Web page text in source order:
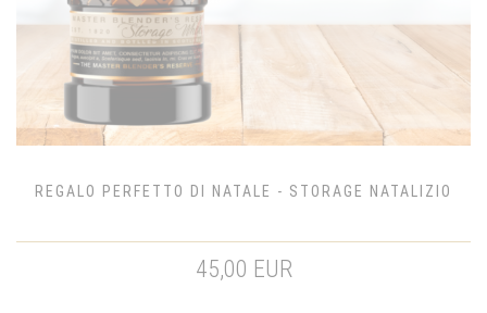
REGALO PERFETTO DI NATALE - STORAGE NATALIZIO
45,00 EUR